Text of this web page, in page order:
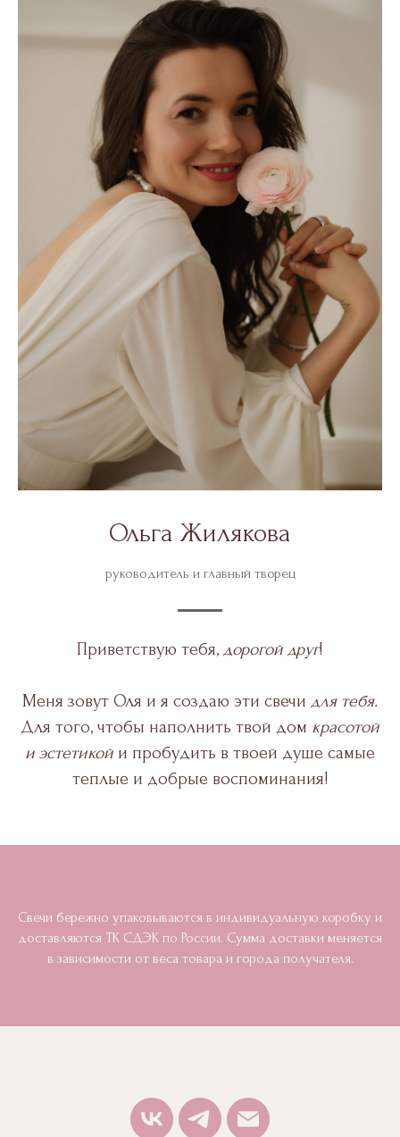
Ольга Жилякова
руководитель и главный творец
Приветствую тебя, дорогой друг!
Меня зовут Оля и я создаю эти свечи для тебя.
Для того, чтобы наполнить твой дом красотой
и эстетикойи пробудить в твоей душе самые
теплые и добрые воспоминания!
Свечи бережно упаковываются в индивидуальную коробку и
доставляются ТК СДЭК по России. Сумма доставки меняется
в зависимости от веса товара и города получателя.